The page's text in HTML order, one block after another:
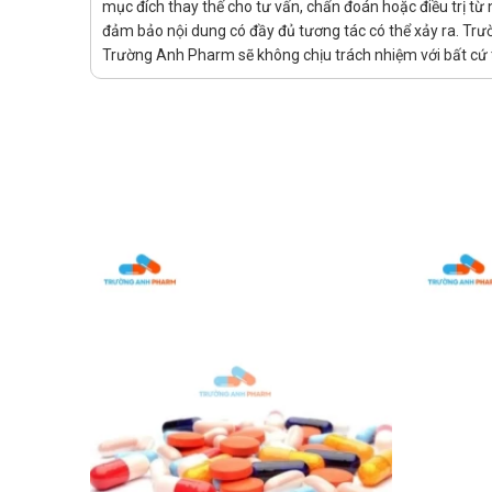
Phụ nữ có thai/cho con bú, trẻ < 18 tuổi
Thận trọng Thuốc Livorax-
Bệnh nhân suy thận nhẹ nên được kiểm tra
Trong quá trình điều trị chức năng thận giảm
Bệnh nhân bị rối loạn đông máu : Giám sát lâm
Bệnh nhân gan : Giám sát lâm sàng và đánh giá
Điều trị lâu dài ( trên 3 tháng ) : Định kỳ giám sát
Người già ( trên 65 tuổi ) : Giám sát chức năng gan
Bệnh nhân trải qua phẫu thuật lớn
Suy tim
Điều trị đồng thời với thuốc lợi tiểu
mục đích thay thế cho tư vấn, chẩn đoán hoặc điều trị
đảm bảo nội dung có đầy đủ tương tác có thể xảy ra.
Trường Anh Pharm sẽ không chịu trách nhiệm với bất